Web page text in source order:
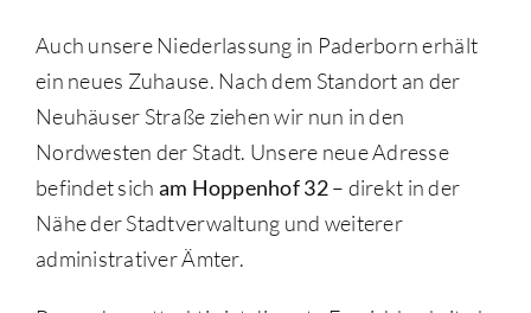
Auch unsere Niederlassung in Paderborn erhält
ein neues Zuhause. Nach dem Standort an der
Neuhäuser Straße ziehen wir nun in den
Nordwesten der Stadt. Unsere neue Adresse
befindet sich am Hoppenhof 32– direkt in der
Nähe der Stadtverwaltung und weiterer
administrativer Ämter.